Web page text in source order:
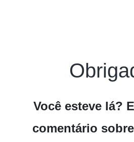
Você esteve lá?
comentário